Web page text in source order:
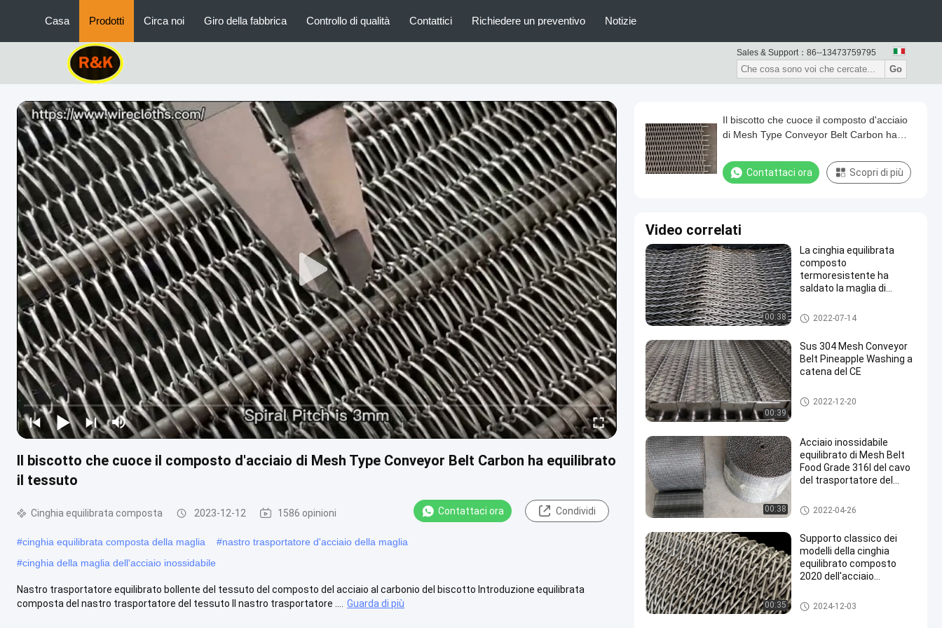
Casa Prodotti Circa noi Giro della fabbrica Controllo di qualità Contattici Richiedere un preventivo Notizie
Sales & Support： 86--13473759795
Go
Il biscotto che cuoce il composto d'acciaio di Mesh Type Conveyor Belt Carbon ha equilibrato
il tessuto
Cinghia equilibrata composta 2023-12-12 1586 opinioni Contattaci ora Condividi
#cinghia equilibrata composta della maglia #nastro trasportatore d'acciaio della maglia
#cinghia della maglia dell'acciaio inossidabile
Nastro trasportatore equilibrato bollente del tessuto del composto del acciaio al carbonio del biscotto Introduzione equilibrata
composta del nastro trasportatore del tessuto Il nastro trasportatore ....
Guarda di più
Il biscotto che cuoce il composto d'acciaio
di Mesh Type Conveyor Belt Carbon ha
Contattaci ora Scopri di più
Video correlati
00:38
La cinghia equilibrata
composto
termoresistente ha
saldato la maglia di
bordo
Cinghia equilibrata composta
2022-07-14
00:39
Sus 304 Mesh Conveyor
Belt Pineapple Washing a
catena del CE
nastro trasportatore a catena
della maglia
2022-12-20
00:38
Acciaio inossidabile
equilibrato di Mesh Belt
Food Grade 316l del cavo
del trasportatore del
cinghia della rete metallica del
trasportatore
2022-04-26
00:35
Supporto classico dei
modelli della cinghia
equilibrato composto
2020 dell'acciaio
Cinghia equilibrata composta
2024-12-03